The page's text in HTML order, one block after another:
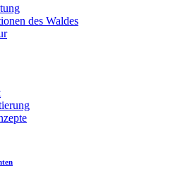
des Waldes